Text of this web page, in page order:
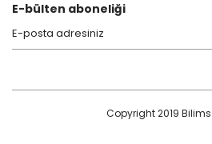
E-bülten aboneliği
Copyright 2019